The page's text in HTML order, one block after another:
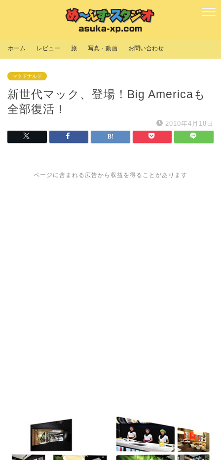
ホーム レビュー 旅 写真・動画 お問い合わせ
マクドナルド
新世代マック、登場！Big Americaも
全部復活！
2010年4月18日
ページに含まれる広告から収益を得ることがあります